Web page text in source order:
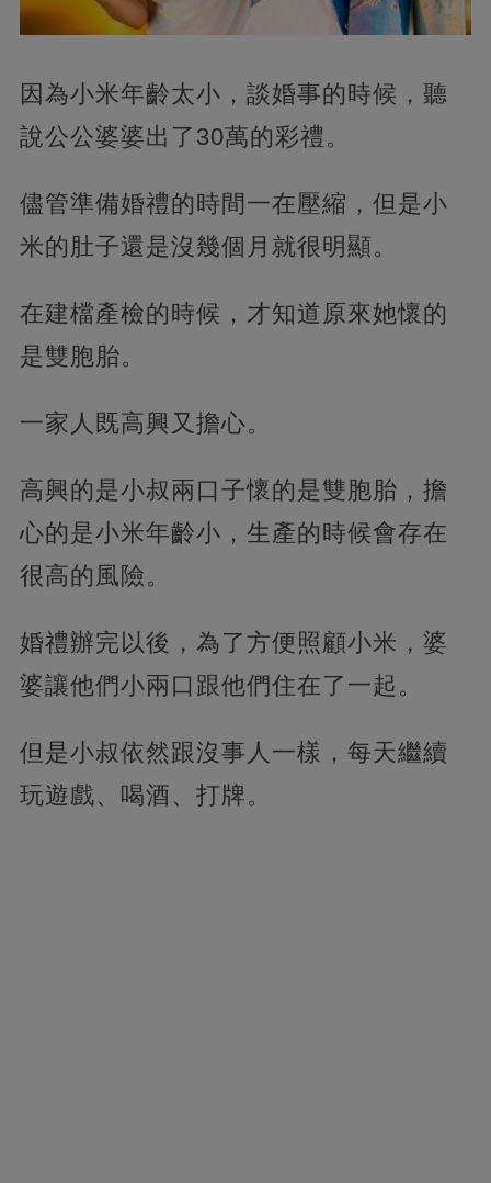
因為小米年齡太小，談婚事的時候，聽
說公公婆婆出了30萬的彩禮。
儘管準備婚禮的時間一在壓縮，但是小
米的肚子還是沒幾個月就很明顯。
在建檔產檢的時候，才知道原來她懷的
是雙胞胎。
一家人既高興又擔心。
高興的是小叔兩口子懷的是雙胞胎，擔
心的是小米年齡小，生產的時候會存在
很高的風險。
婚禮辦完以後，為了方便照顧小米，婆
婆讓他們小兩口跟他們住在了一起。
但是小叔依然跟沒事人一樣，每天繼續
玩遊戲、喝酒、打牌。